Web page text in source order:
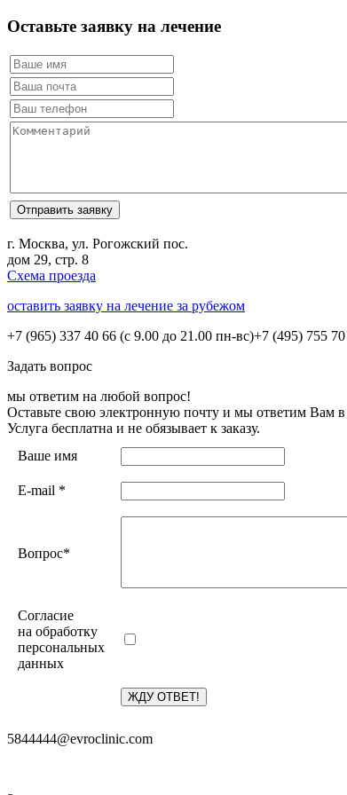
Оставьте заявку на лечение
г. Москва, ул. Рогожский пос.
дом 29, стр. 8
Схема проезда
оставить заявку на лечение за рубежом
+7 (965) 337 40 66 (с 9.00 до 21.00 пн-вс)+7 (495) 755
Задать вопрос
мы ответим на любой вопрос!
Оставьте свою электронную почту и мы ответим Вам в
Услуга бесплатна и не обязывает к заказу.
Ваше имя
E-mail *
Вопрос*
Согласие
на обработку
персональных
данных
5844444@evroclinic.com